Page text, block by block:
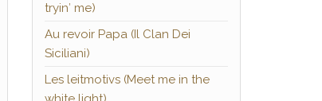
tryin′ me)
Au revoir Papa (Il Clan Dei
Siciliani)
Les leitmotivs (Meet me in the